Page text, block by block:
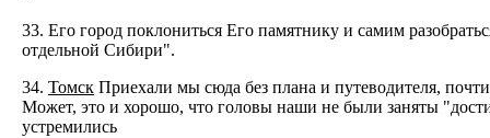
33. Его город поклониться Его памятнику и самим
отдельной Сибири".
34. Томск Приехали мы сюда без плана и путеводителя,
Может, это и хорошо, что головы наши не были заняты
устремились